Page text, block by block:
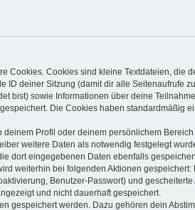
Cookies. Cookies sind kleine Textdateien,
deiner Sitzung (damit dir alle Seitenaufrufe
bist) sowie Informationen über deine
Die Cookies haben standardmäßig
Profil oder deinem persönlichem
weitere Daten als notwendig festgelegt
dort eingegebenen Daten ebenfalls
weiterhin bei folgenden Aktionen
Benutzer-Passwort) und
und nicht dauerhaft gespeichert.
gespeichert werden. Dazu gehören dein